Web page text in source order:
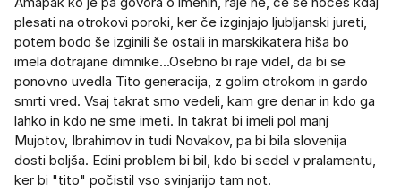
plesati na otrokovi poroki, ker če izginjajo ljubljanski jureti,
potem bodo še izginili še ostali in marskikatera hiša bo
imela dotrajane dimnike...Osebno bi raje videl, da bi se
ponovno uvedla Tito generacija, z golim otrokom in gardo
smrti vred. Vsaj takrat smo vedeli, kam gre denar in kdo ga
lahko in kdo ne sme imeti. In takrat bi imeli pol manj
Mujotov, Ibrahimov in tudi Novakov, pa bi bila slovenija
dosti boljša. Edini problem bi bil, kdo bi sedel v pralamentu,
ker bi "tito" počistil vso svinjarijo tam not.